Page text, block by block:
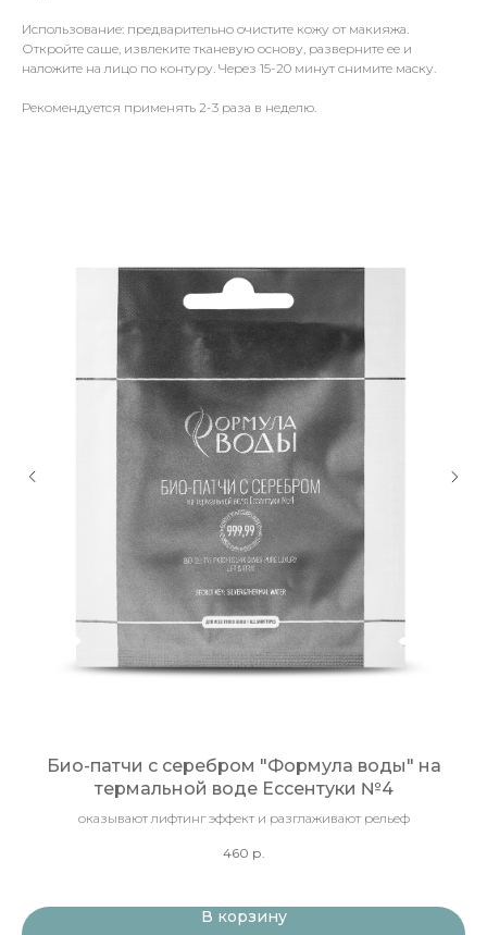
Использование: предварительно очистите кожу от макияжа.
Откройте саше, извлеките тканевую основу, разверните ее и
наложите на лицо по контуру. Через 15-20 минут снимите маску.
Рекомендуется применять 2-3 раза в неделю.
Био-патчи с серебром "Формула воды" на
термальной воде Ессентуки №4
оказывают лифтинг эффект и разглаживают рельеф
460 р.
В корзину